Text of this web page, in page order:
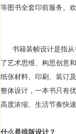
等图书全套印前服务。
书籍装帧设计是指从
了艺术思维、构思创意
纸张材料、印刷、装订
整体设计，一本书只有
高度浓缩、生活节奏快
什么是排版设计？